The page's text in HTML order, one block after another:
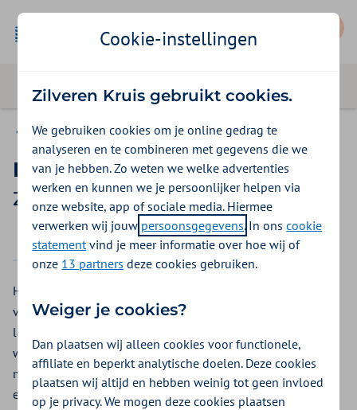
Vergoedingen
Ketenzorg of zorgprogramma
Zilveren Kruis vergoeding 2026
2025 2026
Heeft u COPD, astma of diabetes type 2? Of heeft u een
verhoogd risico op hart- en vaatziekten? Dan kunt u zich
laten behandelen via ketenzorg. Een groep zorgverleners
werkt dan samen aan uw klachten. Dit heet ook wel:
meedoen aan een zorgprogramma. Bij Zilveren Kruis krijgt u
een vergoeding voor ketenzorg of zorgprogramma.
Cookie-instellingen
Zilveren Kruis gebruikt cookies.
We gebruiken cookies om je online gedrag te
analyseren en te combineren met gegevens die we
van je hebben. Zo weten we welke advertenties
werken en kunnen we je persoonlijker helpen via
onze website, app of sociale media. Hiermee
verwerken wij jouw persoonsgegevens. In onscookie
statementvind je meer informatie over hoe wij of
onze 13 partners deze cookies gebruiken.
Weiger je cookies?
Dan plaatsen wij alleen cookies voor functionele,
affiliate en beperkt analytische doelen. Deze cookies
plaatsen wij altijd en hebben weinig tot geen invloed
op je privacy. We mogen deze cookies plaatsen